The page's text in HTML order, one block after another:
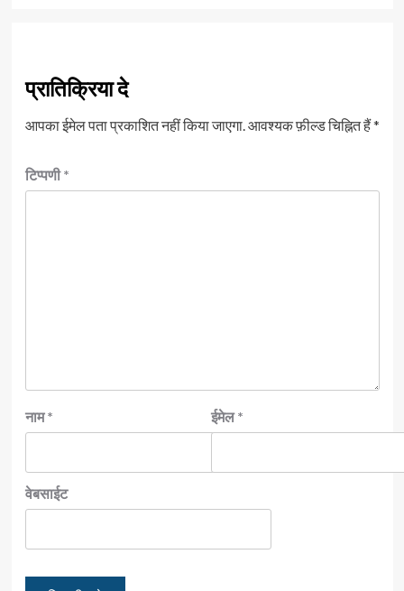
प्रातिक्रिया दे
आपका ईमेल पता प्रकाशित नहीं किया जाएगा. आवश्यक फ़ील्ड चिह्नित हैं*
टिप्पणी*
नाम* ईमेल*
वेबसाईट